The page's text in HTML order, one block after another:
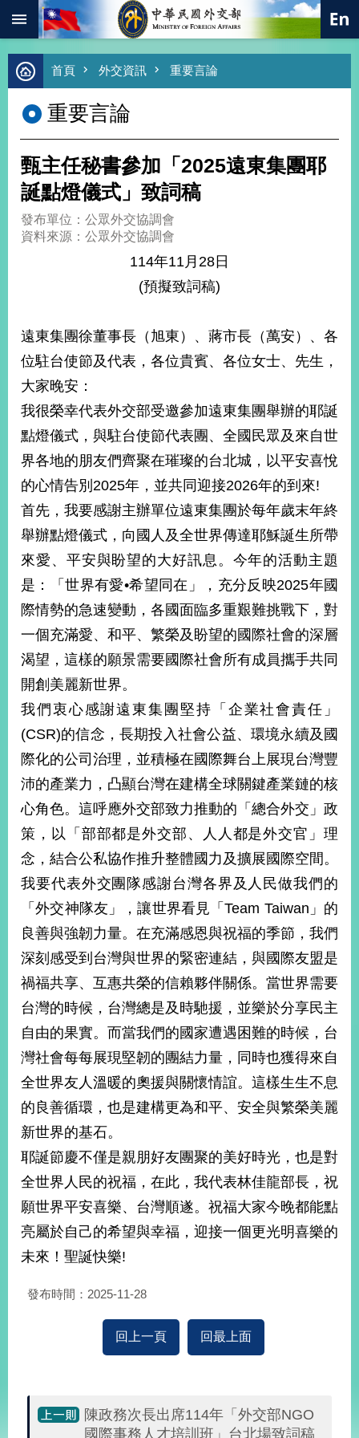
跳到主要內容區塊
進
階
尋
熱
總
合
外
交
經
濟
不
落
國
海
和
平
護
照
回
頁
站
導
覽
關
於
本
部
新
聞
中
心
外
交
資
國
家
與
地
區
國
際
播
政
府
資
訊
公
開
民
務
網
首頁 外交資訊 重要言論
重要言論
甄主任秘書參加「2025遠東集團耶
誕點燈儀式」致詞稿
發布單位：公眾外交協調會
資料來源：公眾外交協調會
114年11月28日
(預擬致詞稿)
遠東集團徐董事長（旭東）、蔣市長（萬安）、各
位駐台使節及代表，各位貴賓、各位女士、先生，
大家晚安：
我很榮幸代表外交部受邀參加遠東集團舉辦的耶誕
點燈儀式，與駐台使節代表團、全國民眾及來自世
界各地的朋友們齊聚在璀璨的台北城，以平安喜悅
的心情告別2025年，並共同迎接2026年的到來!
首先，我要感謝主辦單位遠東集團於每年歲末年終
舉辦點燈儀式，向國人及全世界傳達耶穌誕生所帶
來愛、平安與盼望的大好訊息。今年的活動主題
是：「世界有愛•希望同在」，充分反映2025年國
際情勢的急速變動，各國面臨多重艱難挑戰下，對
一個充滿愛、和平、繁榮及盼望的國際社會的深層
渴望，這樣的願景需要國際社會所有成員攜手共同
開創美麗新世界。
我們衷心感謝遠東集團堅持「企業社會責任」
(CSR)的信念，長期投入社會公益、環境永續及國
際化的公司治理，並積極在國際舞台上展現台灣豐
沛的產業力，凸顯台灣在建構全球關鍵產業鏈的核
心角色。這呼應外交部致力推動的「總合外交」政
策，以「部部都是外交部、人人都是外交官」理
念，結合公私協作推升整體國力及擴展國際空間。
我要代表外交團隊感謝台灣各界及人民做我們的
「外交神隊友」，讓世界看見「Team Taiwan」的
良善與強韌力量。在充滿感恩與祝福的季節，我們
深刻感受到台灣與世界的緊密連結，與國際友盟是
禍福共享、互惠共榮的信賴夥伴關係。當世界需要
台灣的時候，台灣總是及時馳援，並樂於分享民主
自由的果實。而當我們的國家遭遇困難的時候，台
灣社會每每展現堅韌的團結力量，同時也獲得來自
全世界友人溫暖的奧援與關懷情誼。這樣生生不息
的良善循環，也是建構更為和平、安全與繁榮美麗
新世界的基石。
耶誕節慶不僅是親朋好友團聚的美好時光，也是對
全世界人民的祝福，在此，我代表林佳龍部長，祝
願世界平安喜樂、台灣順遂。祝福大家今晚都能點
亮屬於自己的希望與幸福，迎接一個更光明喜樂的
未來！聖誕快樂!
發布時間：2025-11-28
回上一頁 回最上面
陳政務次長出席114年「外交部NGO
國際事務人才培訓班」台北場致詞稿